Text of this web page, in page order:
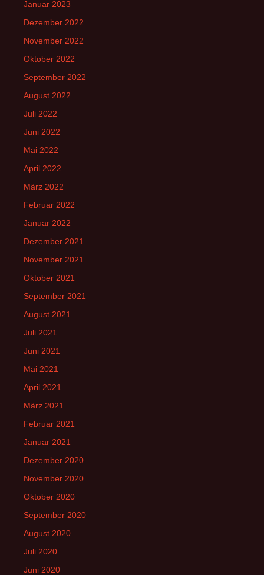
Januar 2023
Dezember 2022
November 2022
Oktober 2022
September 2022
August 2022
Juli 2022
Juni 2022
Mai 2022
April 2022
März 2022
Februar 2022
Januar 2022
Dezember 2021
November 2021
Oktober 2021
September 2021
August 2021
Juli 2021
Juni 2021
Mai 2021
April 2021
März 2021
Februar 2021
Januar 2021
Dezember 2020
November 2020
Oktober 2020
September 2020
August 2020
Juli 2020
Juni 2020